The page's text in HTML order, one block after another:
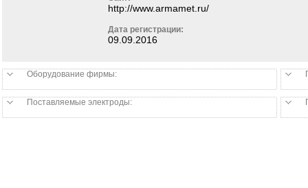
http://www.armamet.ru/
Дата регистрации:
09.09.2016
Оборудование фирмы:
Поставляемые электроды: